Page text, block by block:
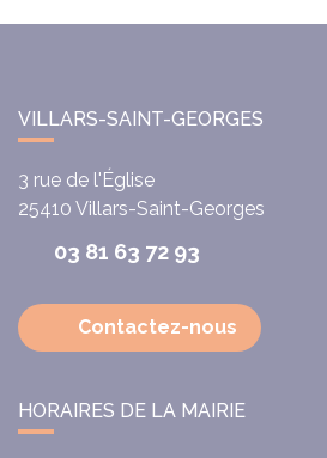
VILLARS-SAINT-GEORGES
3 rue de l'Église
25410 Villars-Saint-Georges
03 81 63 72 93
Contactez-nous
HORAIRES DE LA MAIRIE